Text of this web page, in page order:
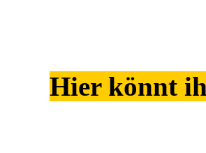
Hier könnt